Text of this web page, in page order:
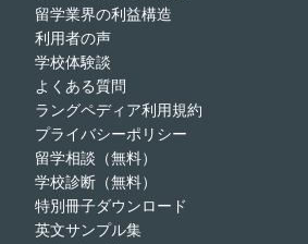
留学業界の利益構造
利用者の声
学校体験談
よくある質問
ラングペディア利用規約
プライバシーポリシー
留学相談（無料）
学校診断（無料）
特別冊子ダウンロード
英文サンプル集